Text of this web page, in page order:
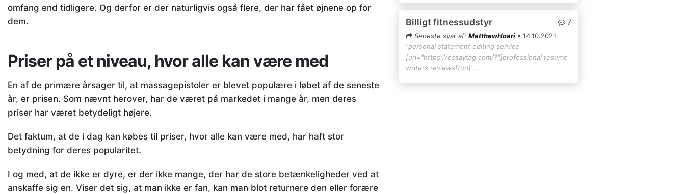
omfang end tidligere. Og derfor er der naturligvis også flere, der har fået øjnene op for
dem.
Priser på et niveau, hvor alle kan være med
En af de primære årsager til, at massagepistoler er blevet populære i løbet af de seneste
år, er prisen. Som nævnt herover, har de været på markedet i mange år, men deres
priser har været betydeligt højere.
Det faktum, at de i dag kan købes til priser, hvor alle kan være med, har haft stor
betydning for deres popularitet.
I og med, at de ikke er dyre, er der ikke mange, der har de store betænkeligheder ved at
anskaffe sig en. Viser det sig, at man ikke er fan, kan man blot returnere den eller forære
Billigt fitnessudstyr 7
Seneste svar af: MatthewHoari• 14.10.2021
"personal statement editing service
[url="https://essaytag.com/?"]professional resume
writers reviews[/url]"…